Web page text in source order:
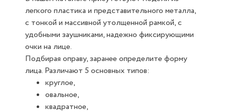
легкого пластика и представительного металла,
с тонкой и массивной утолщенной рамкой, с
удобными заушниками, надежно фиксирующими
очки на лице.
Подбирая оправу, заранее определите форму
лица. Различают 5 основных типов:
круглое,
овальное,
квадратное,